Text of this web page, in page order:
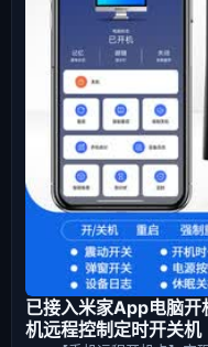
已接入米家App电脑
机远程控制定时开关机